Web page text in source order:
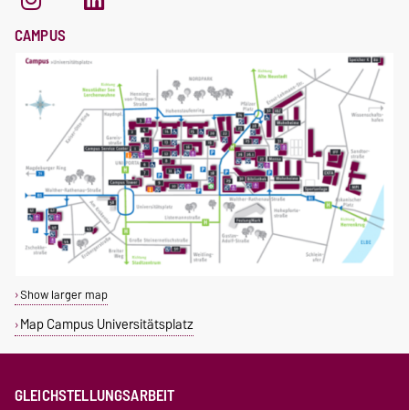
CAMPUS
Show larger map
Map Campus Universitätsplatz
GLEICHSTELLUNGSARBEIT